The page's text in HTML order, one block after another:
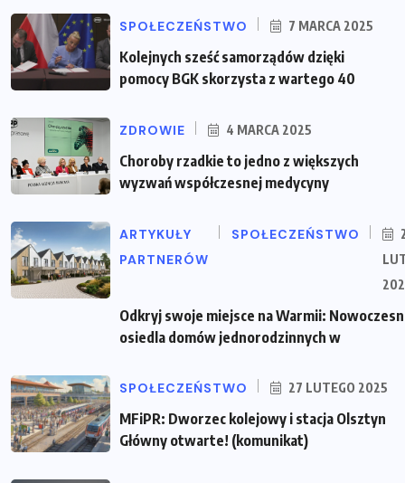
SPOŁECZEŃSTWO 7 MARCA 2025
Kolejnych sześć samorządów dzięki
pomocy BGK skorzysta z wartego 40
ZDROWIE 4 MARCA 2025
Choroby rzadkie to jedno z większych
wyzwań współczesnej medycyny
ARTYKUŁY
PARTNERÓW
SPOŁECZEŃSTWO
Odkryj swoje miejsce na Warmii:
osiedla domów jednorodzinnych w
SPOŁECZEŃSTWO 27 LUTEGO 2025
MFiPR: Dworzec kolejowy i stacja Olsztyn
Główny otwarte! (komunikat)